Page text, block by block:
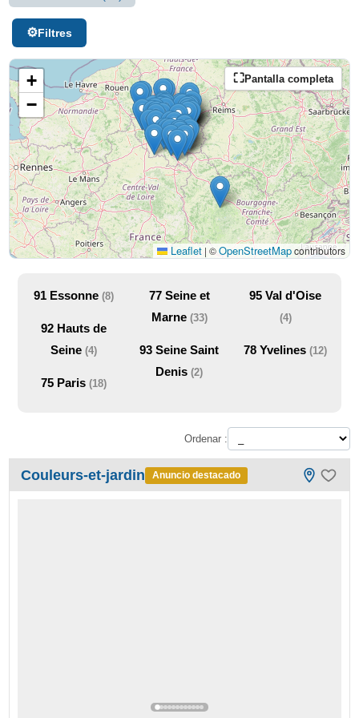
Filtres
Pantalla completa
+
−
Leaflet | ©OpenStreetMapcontributors
91 Essonne (8)
92Hauts de
Seine (4)
75 Paris (18)
77Seine et
Marne (33)
93 Seine Saint
Denis(2)
95 Val d'Oise
(4)
78 Yvelines(12)
Ordenar :
Couleurs-et-jardin Anuncio destacado